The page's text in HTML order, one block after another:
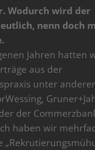
Wodurch wird der
nenn doch
Jahren hatten
aus der
unter
der
haben wir